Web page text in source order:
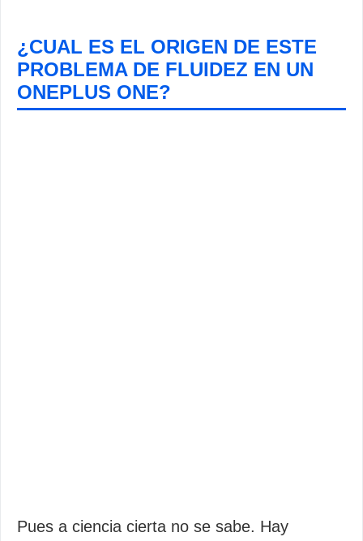
¿CUAL ES EL ORIGEN DE ESTE
PROBLEMA DE FLUIDEZ EN UN
ONEPLUS ONE?
Pues a ciencia cierta no se sabe. Hay